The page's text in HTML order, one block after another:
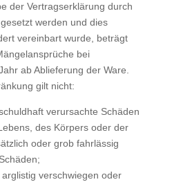
der Vertragserklärung durch
werden und dies
vereinbart wurde, beträgt
bei
ab Ablieferung der Ware.
gilt nicht:
verursachte Schäden
des Körpers oder der
oder grob fahrlässig
verschwiegen oder